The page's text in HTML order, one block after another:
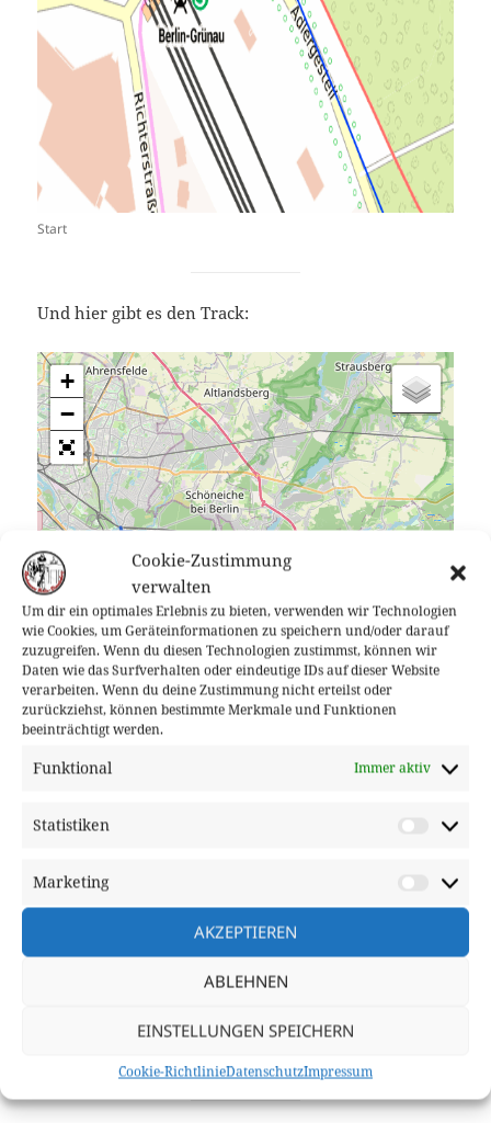
Cookie-Zustimmung
verwalten
Um dir ein optimales Erlebnis zu bieten, verwenden wir Technologien
wie Cookies, um Geräteinformationen zu speichern und/oder darauf
zuzugreifen. Wenn du diesen Technologien zustimmst, können wir
Daten wie das Surfverhalten oder eindeutige IDs auf dieser Website
verarbeiten. Wenn du deine Zustimmung nicht erteilst oder
zurückziehst, können bestimmte Merkmale und Funktionen
beeinträchtigt werden.
Funktional Immer aktiv
Statistiken
Marketing
AKZEPTIEREN
ABLEHNEN
EINSTELLUNGEN SPEICHERN
Cookie-RichtlinieDatenschutzImpressum
Start
Und hier gibt es den Track:
+
−
Leaflet| Data ©
OpenStreetMap
contributors,
Download file:Vollmond_03.gpx